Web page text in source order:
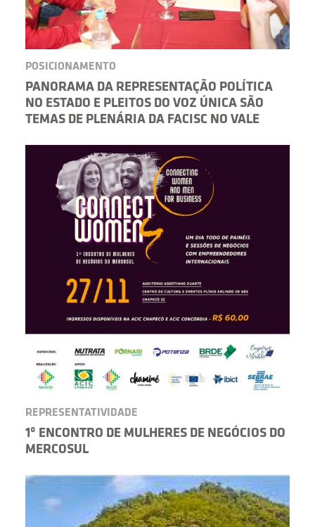
POSICIONAMENTO
PANORAMA DA REPRESENTAÇÃO POLÍTICA
NO ESTADO E PLEITOS DO VOZ ÚNICA SÃO
TEMAS DE PLENÁRIA DA FACISC NO VALE
REPRESENTATIVIDADE
1º ENCONTRO DE MULHERES DE NEGÓCIOS DO
MERCOSUL